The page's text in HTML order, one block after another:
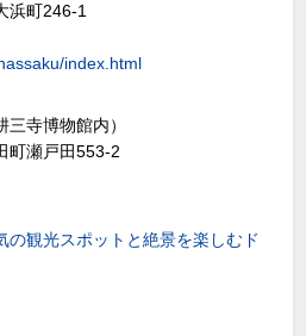
浜町246-1
index.html
寺博物館内）
町瀬戸田553-2
の観光スポットと絶景を楽しむド